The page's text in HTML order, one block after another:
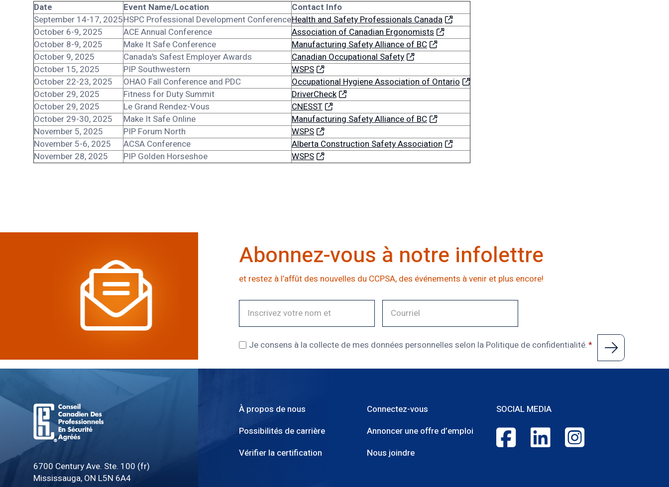
Date
Event Name/Location
Contact Info
September 14-17, 2025HSPC Professional Development ConferenceHealth and Safety Professionals Canada
October 6-9, 2025
ACE Annual Conference
Association of Canadian Ergonomists
October 8-9, 2025
Make It Safe Conference
Manufacturing Safety Alliance of BC
October 9, 2025
Canada's Safest Employer Awards
Canadian Occupational Safety
October 15, 2025
PIP Southwestern
WSPS
October 22-23, 2025
OHAO Fall Conference and PDC
Occupational Hygiene Association of Ontario
October 29, 2025
Fitness for Duty Summit
DriverCheck
October 29, 2025
Le Grand Rendez-Vous
CNESST
October 29-30, 2025
Make It Safe Online
Manufacturing Safety Alliance of BC
November 5, 2025
PIP Forum North
WSPS
November 5-6, 2025
ACSA Conference
Alberta Construction Safety Association
November 28, 2025
PIP Golden Horseshoe WSPS
Abonnez-vous à notre infolettre
et restez à l’affût des nouvelles du CCPSA, des événements à venir et plus encore!
Je consens à la collecte de mes données personnelles selon la Politique de confidentialité.
Board
Canadian
Registered
6700 Century Ave. Ste. 100 (fr)
Mississauga, ON L5N 6A4
Menu
Pied
À propos de nous
Possibilités de carrière
Vérifier la certification
Connectez-vous
Annoncer une offre d’emploi
Nous joindre
Footer:
Social
SOCIAL MEDIA